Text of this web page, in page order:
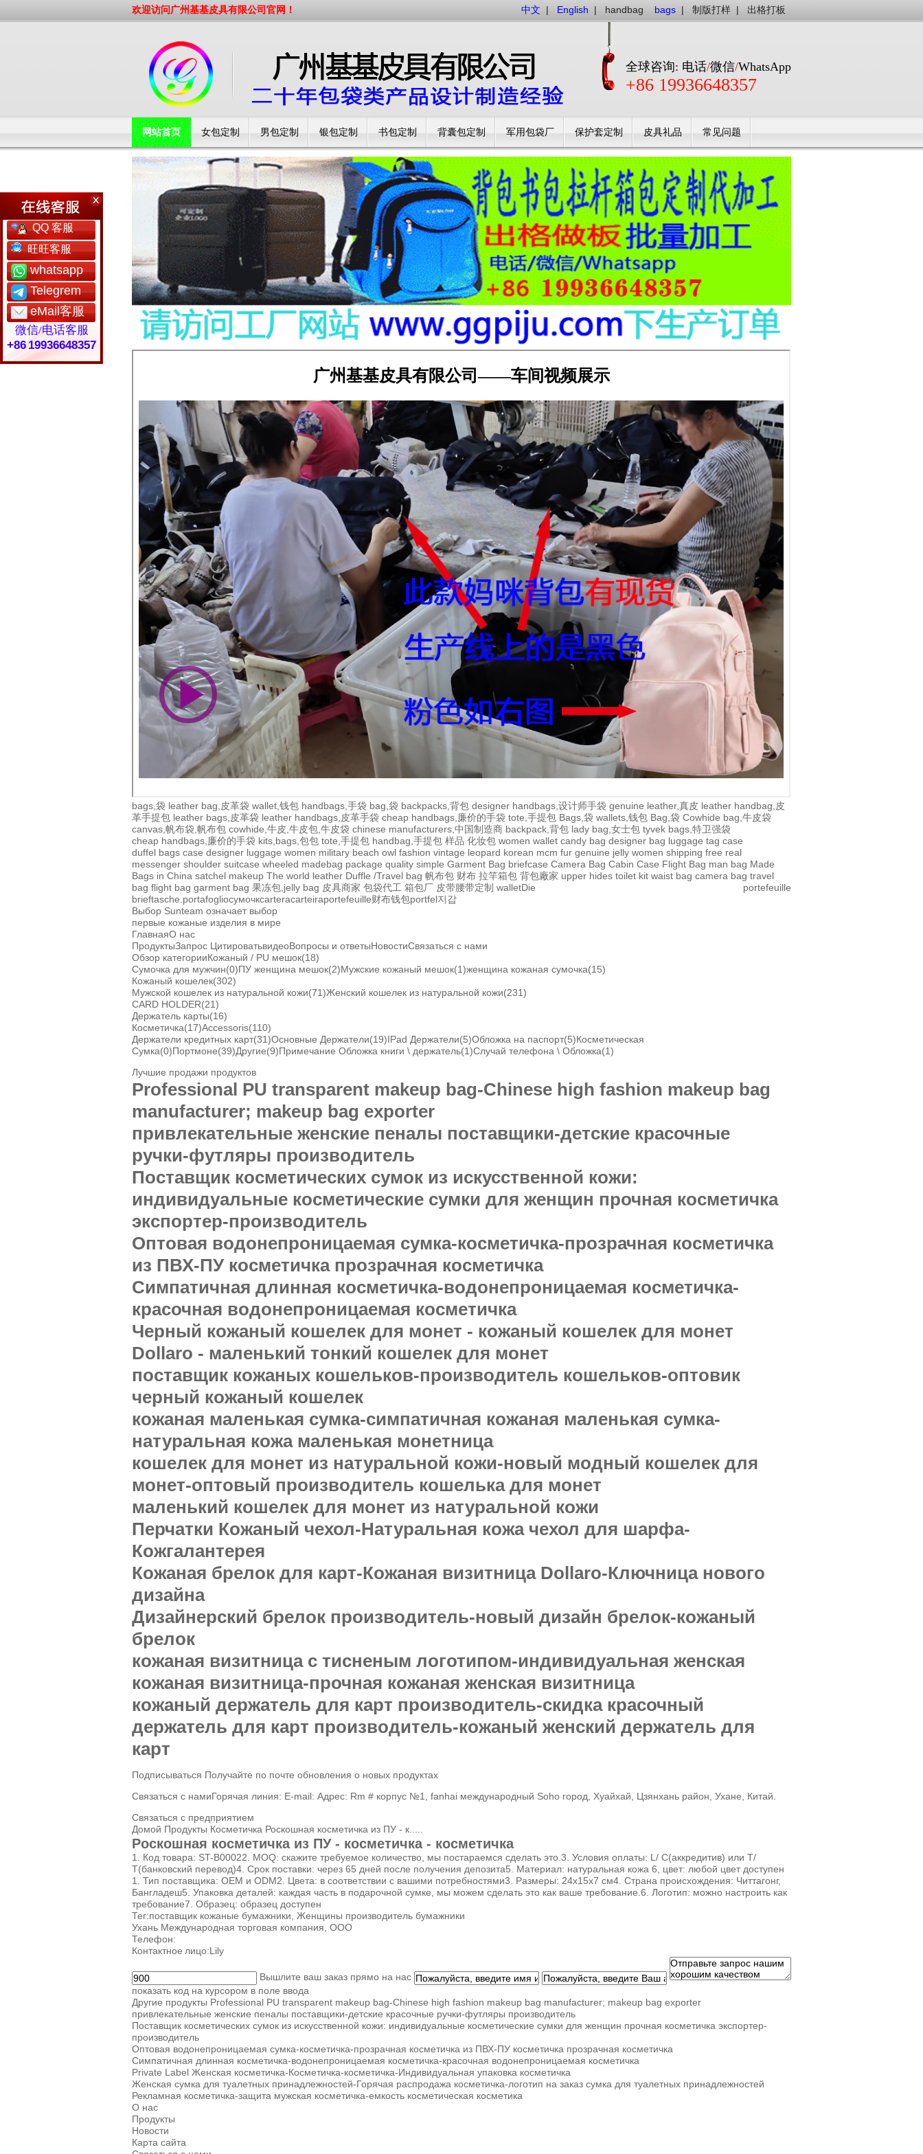
欢迎访问广州基基皮具有限公司官网！ 中文 | English | handbag bags | 制版打样 | 出格打板
全球咨询: 电话/微信/WhatsApp
+86 19936648357
网站首页 女包定制 男包定制 银包定制 书包定制 背囊包定制 军用包袋厂 保护套定制 皮具礼品 常见问题
工厂简介
QQ 客服
旺旺客服
whatsapp
Telegrem
eMail客服
微信/电话客服
+86 19936648357
bags,袋 leather bag,皮革袋 wallet,钱包 handbags,手袋 bag,袋 backpacks,背包 designer handbags,设计师手袋 genuine leather,真皮 leather handbag,皮
革手提包 leather bags,皮革袋 leather handbags,皮革手袋 cheap handbags,廉价的手袋 tote,手提包 Bags,袋 wallets,钱包 Bag,袋 Cowhide bag,牛皮袋
canvas,帆布袋,帆布包 cowhide,牛皮,牛皮包,牛皮袋 chinese manufacturers,中国制造商 backpack,背包 lady bag,女士包 tyvek bags,特卫强袋
cheap handbags,廉价的手袋 kits,bags,包包 tote,手提包 handbag,手提包 样品 化妆包 women wallet candy bag designer bag luggage tag case
duffel bags case designer luggage women military beach owl fashion vintage leopard korean mcm fur genuine jelly women shipping free real
messenger shoulder suitcase wheeled madebag package quality simple Garment Bag briefcase Camera Bag Cabin Case Flight Bag man bag Made
Bags in China satchel makeup The world leather Duffle /Travel bag 帆布包 财布 拉竿箱包 背包廠家 upper hides toilet kit waist bag camera bag travel
bag flight bag garment bag 果冻包,jelly bag 皮具商家 包袋代工 箱包厂 皮带腰带定制 wallet portefeuille
Die
brieftasche.portafoglioсумочкcarteracarteiraportefeuille财布钱包portfel지갑
Выбор Sunteam означает выбор
первые кожаные изделия в мире
ГлавнаяО нас
ПродуктыЗапрос ЦитироватьвидеоВопросы и ответыНовостиСвязаться с нами
Обзор категорииКожаный / PU мешок(18)
Сумочка для мужчин(0)ПУ женщина мешок(2)Мужские кожаный мешок(1)женщина кожаная сумочка(15)
Кожаный кошелек(302)
Мужской кошелек из натуральной кожи(71)Женский кошелек из натуральной кожи(231)
CARD HOLDER(21)
Держатель карты(16)
Косметичка(17)Accessoris(110)
Держатели кредитных карт(31)Основные Держатели(19)IPad Держатели(5)Обложка на паспорт(5)Косметическая
Сумка(0)Портмоне(39)Другие(9)Примечание Обложка книги \ держатель(1)Случай телефона \ Обложка(1)
Лучшие продажи продуктов
Professional PU transparent makeup bag-Chinese high fashion makeup bag
manufacturer; makeup bag exporter
привлекательные женские пеналы поставщики-детские красочные
ручки-футляры производитель
Поставщик косметических сумок из искусственной кожи:
индивидуальные косметические сумки для женщин прочная косметичка
экспортер-производитель
Оптовая водонепроницаемая сумка-косметичка-прозрачная косметичка
из ПВХ-ПУ косметичка прозрачная косметичка
Симпатичная длинная косметичка-водонепроницаемая косметичка-
красочная водонепроницаемая косметичка
Черный кожаный кошелек для монет - кожаный кошелек для монет
Dollaro - маленький тонкий кошелек для монет
поставщик кожаных кошельков-производитель кошельков-оптовик
черный кожаный кошелек
кожаная маленькая сумка-симпатичная кожаная маленькая сумка-
натуральная кожа маленькая монетница
кошелек для монет из натуральной кожи-новый модный кошелек для
монет-оптовый производитель кошелька для монет
маленький кошелек для монет из натуральной кожи
Перчатки Кожаный чехол-Натуральная кожа чехол для шарфа-
Кожгалантерея
Кожаная брелок для карт-Кожаная визитница Dollaro-Ключница нового
дизайна
Дизайнерский брелок производитель-новый дизайн брелок-кожаный
брелок
кожаная визитница с тисненым логотипом-индивидуальная женская
кожаная визитница-прочная кожаная женская визитница
кожаный держатель для карт производитель-скидка красочный
держатель для карт производитель-кожаный женский держатель для
карт
Подписываться Получайте по почте обновления о новых продуктах
Связаться с намиГорячая линия: E-mail: Адрес: Rm # корпус №1, fanhai международный Soho город, Хуайхай, Цзянхань район, Ухане, Китай.
Связаться с предприятием
Домой Продукты Косметичка Роскошная косметичка из ПУ - к.....
Роскошная косметичка из ПУ - косметичка - косметичка
1. Код товара: ST-B00022. MOQ: скажите требуемое количество, мы постараемся сделать это.3. Условия оплаты: L/ C(аккредитив) или T/
T(банковский перевод)4. Срок поставки: через 65 дней после получения депозита5. Материал: натуральная кожа 6, цвет: любой цвет доступен
1. Тип поставщика: OEM и ODM2. Цвета: в соответствии с вашими потребностями3. Размеры: 24x15x7 см4. Страна происхождения: Читтагонг,
Бангладеш5. Упаковка деталей: каждая часть в подарочной сумке, мы можем сделать это как ваше требование.6. Логотип: можно настроить как
требование7. Образец: образец доступен
Тег:поставщик кожаные бумажники, Женщины производитель бумажники
Ухань Международная торговая компания, ООО
Телефон:
Контактное лицо:Lily
Вышлите ваш заказ прямо на нас
показать код на курсором в поле ввода
Другие продукты Professional PU transparent makeup bag-Chinese high fashion makeup bag manufacturer; makeup bag exporter
привлекательные женские пеналы поставщики-детские красочные ручки-футляры производитель
Поставщик косметических сумок из искусственной кожи: индивидуальные косметические сумки для женщин прочная косметичка экспортер-
производитель
Оптовая водонепроницаемая сумка-косметичка-прозрачная косметичка из ПВХ-ПУ косметичка прозрачная косметичка
Симпатичная длинная косметичка-водонепроницаемая косметичка-красочная водонепроницаемая косметичка
Private Label Женская косметичка-Косметичка-косметичка-Индивидуальная упаковка косметичка
Женская сумка для туалетных принадлежностей-Горячая распродажа косметичка-логотип на заказ сумка для туалетных принадлежностей
Рекламная косметичка-защита мужская косметичка-емкость косметическая косметика
О нас
Продукты
Новости
Карта сайта